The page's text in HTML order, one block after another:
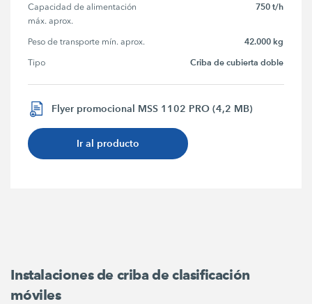
Capacidad de alimentación
máx. aprox.
750 t/h
Peso de transporte mín. aprox. 42.000 kg
Tipo Criba de cubierta doble
Flyer promocional MSS 1102 PRO (4,2 MB)
Ir al producto
Instalaciones de criba de clasificación
móviles